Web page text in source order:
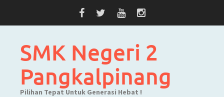
SMK Negeri 2
Pangkalpinang
Pilihan Tepat Untuk Generasi Hebat !